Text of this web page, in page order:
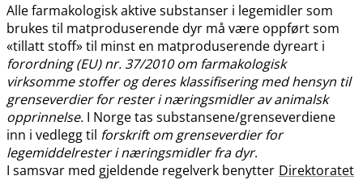
Alle farmakologisk aktive substanser i legemidler som
brukes til matproduserende dyr må være oppført som
«tillatt stoff» til minst en matproduserende dyreart i
forordning (EU) nr. 37/2010 om farmakologisk
virksomme stoffer og deres klassifisering med hensyn til
grenseverdier for rester i næringsmidler av animalsk
opprinnelse. I Norge tas substansene​/​grenseverdiene
inn i vedlegg til forskrift om grenseverdier for
legemiddelrester i næringsmidler fra dyr.
I samsvar med gjeldende regelverk benytter Direktoratet